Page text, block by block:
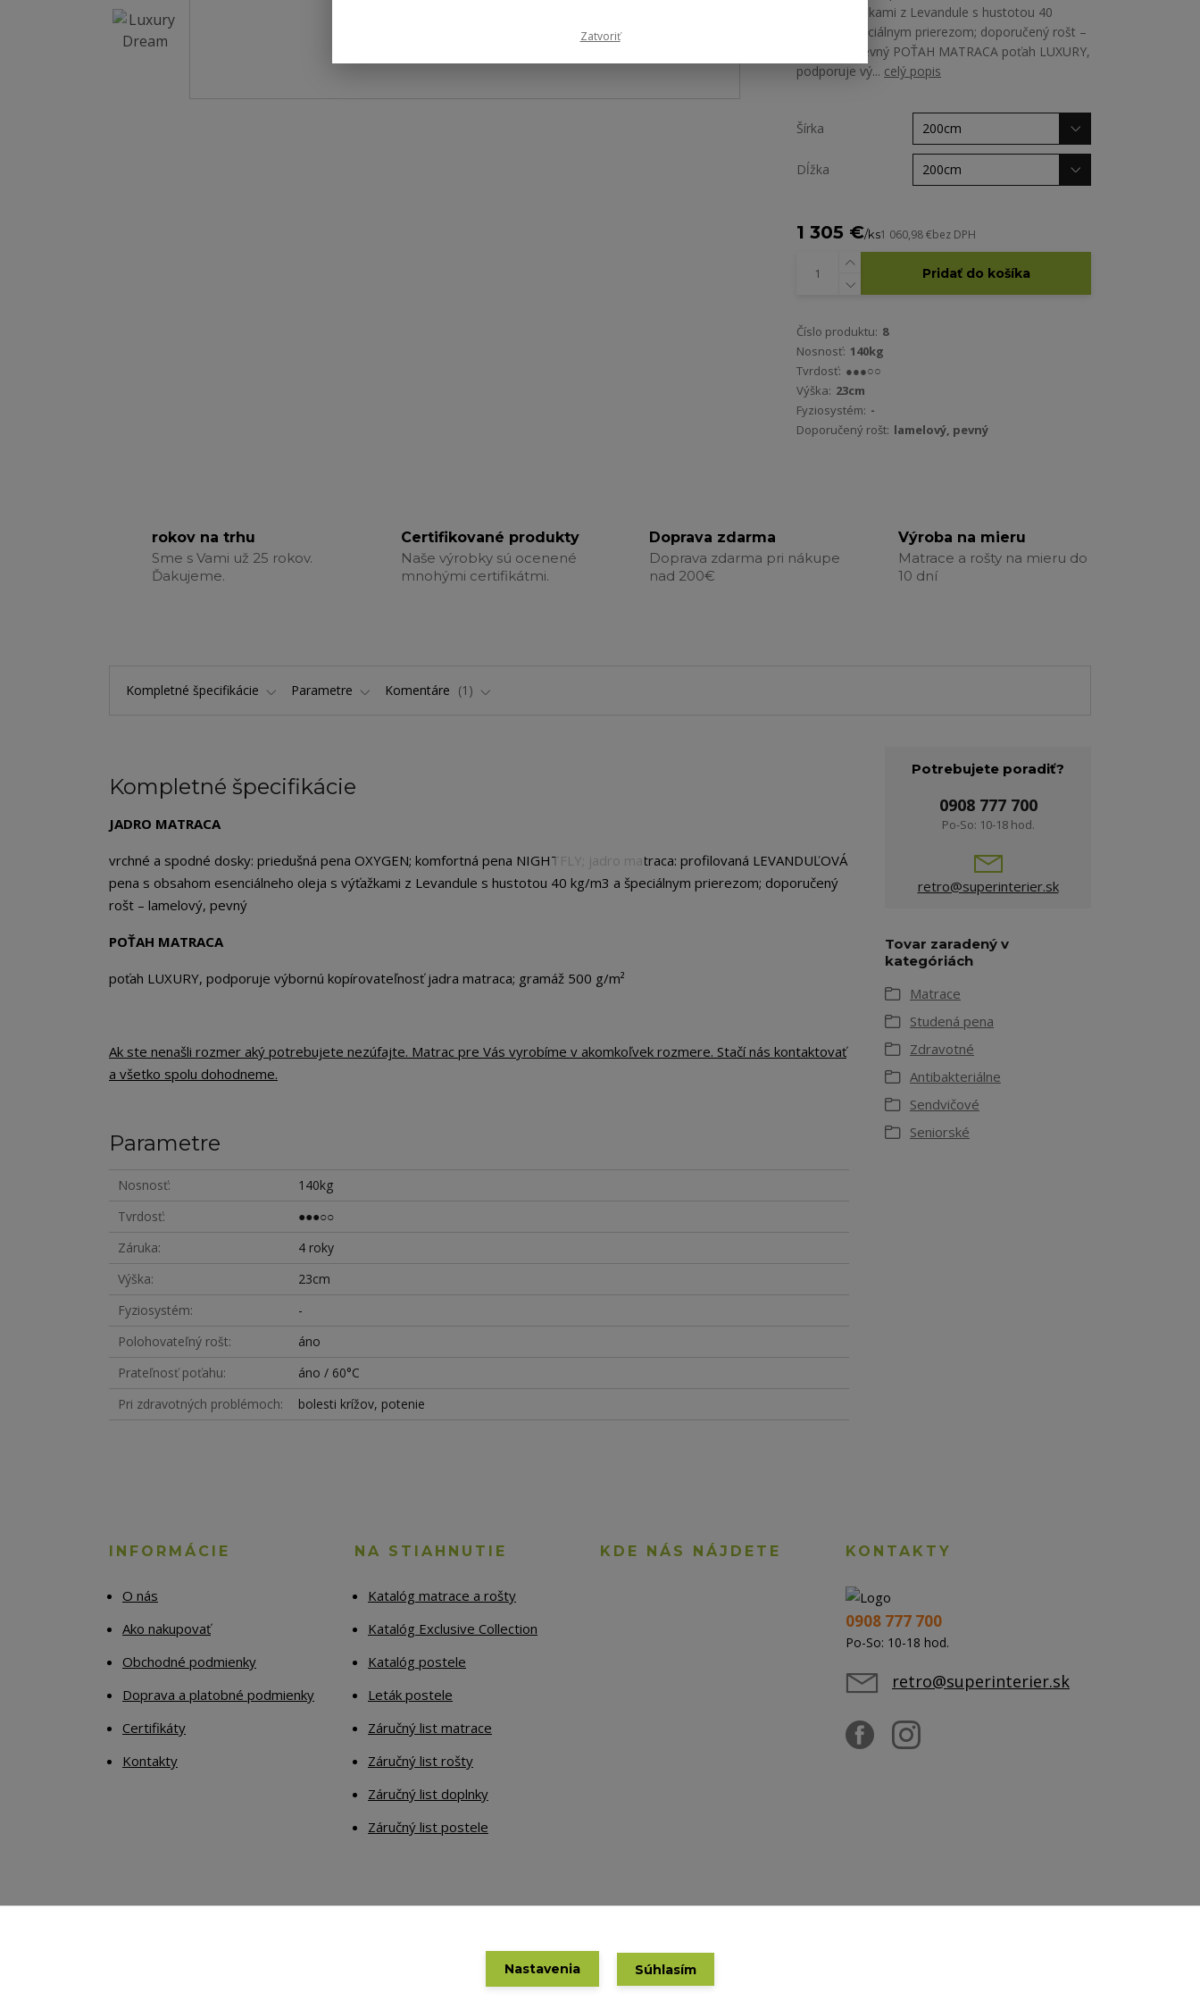
oleja s výťažkami z Levandule s hustotou 40
kg/m3 a špeciálnym prierezom; doporučený rošt –
lamelový, pevný POŤAH MATRACA poťah LUXURY,
podporuje vý... celý popis
Šírka
Dĺžka
1 305 €/ks1 060,98 €bez DPH
Pridať do košíka
Číslo produktu: 8
Nosnosť: 140kg
Tvrdosť: ●●●○○
Výška: 23cm
Fyziosystém: -
Doporučený rošt: lamelový, pevný
rokov na trhu
Sme s Vami už 25 rokov.
Ďakujeme.
Certifikované produkty
Naše výrobky sú ocenené
mnohými certifikátmi.
Doprava zdarma
Doprava zdarma pri nákupe
nad 200€
Výroba na mieru
Matrace a rošty na mieru do
10 dní
Kompletné špecifikácie Parametre Komentáre 1
Kompletné špecifikácie
JADRO MATRACA
vrchné a spodné dosky: priedušná pena OXYGEN; komfortná pena NIGHTFLY; jadro matraca: profilovaná LEVANDUĽOVÁ
pena s obsahom esenciálneho oleja s výťažkami z Levandule s hustotou 40 kg/m3 a špeciálnym prierezom; doporučený
rošt – lamelový, pevný
POŤAH MATRACA
poťah LUXURY, podporuje výbornú kopírovateľnosť jadra matraca; gramáž 500 g/m²
Ak ste nenašli rozmer aký potrebujete nezúfajte. Matrac pre Vás vyrobíme v akomkoľvek rozmere. Stačí nás kontaktovať
a všetko spolu dohodneme.
Parametre
Nosnosť
140kg
Tvrdosť
●●●○○
Záruka
4 roky
Výška
23cm
Fyziosystém
-
Polohovateľný rošt
áno
Prateľnosť poťahu
áno / 60°C
Pri zdravotných problémoch
bolesti krížov, potenie
Potrebujete poradiť?
0908 777 700
Po-So: 10-18 hod.
retro@superinterier.sk
Tovar zaradený v
kategóriách
Matrace
Studená pena
Zdravotné
Antibakteriálne
Sendvičové
Seniorské
INFORMÁCIE
O nás
Ako nakupovať
Obchodné podmienky
Doprava a platobné podmienky
Certifikáty
Kontakty
NA STIAHNUTIE
Katalóg matrace a rošty
Katalóg Exclusive Collection
Katalóg postele
Leták postele
Záručný list matrace
Záručný list rošty
Záručný list doplnky
Záručný list postele
KDE NÁS NÁJDETE KONTAKTY
0908 777 700
Po-So: 10-18 hod.
retro@superinterier.sk
Zatvoriť
Nastavenia Súhlasím